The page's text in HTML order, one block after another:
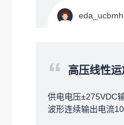
实用的功能。顾客
接对着屏幕摄像头
了自动弹提醒，语
补货了！”；智能盘
卖得最好”，AI自动
大屏触控电视+一个
在哪、房间分布、
位。用定向电磁波
房间睡觉的人，厕
点：技术可行，但
个人都生气，运用
的技术。核心壁垒在
“ 高压线性运
供电电压±275VDC
波形连续输出电流